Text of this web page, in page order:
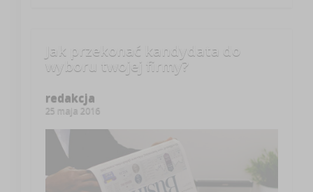
Jak przekonać kandydata do
wyboru twojej firmy?
redakcja
25 maja 2016